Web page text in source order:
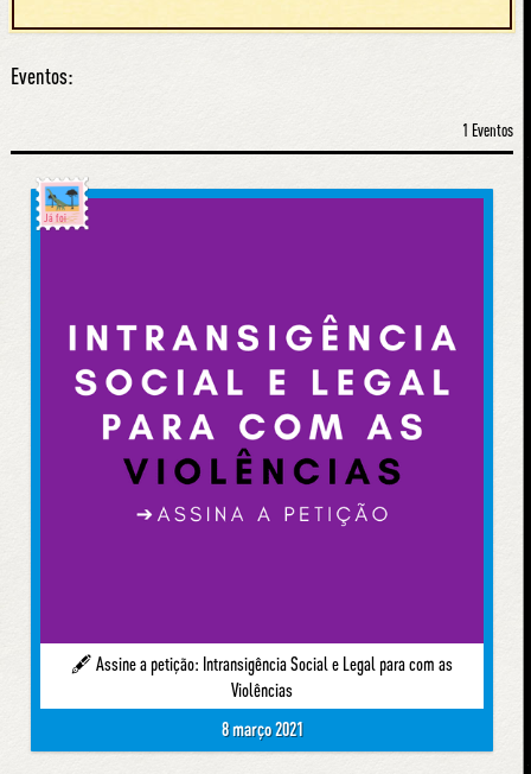
Eventos:
1 Eventos
Já foi
🖋 Assine a petição: Intransigência Social e Legal para com as
Violências
8 março 2021